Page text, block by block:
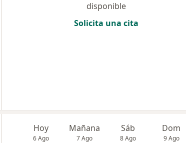
disponible
Solicita una cita
Hoy
6 Ago
Mañana
7 Ago
Sáb
8 Ago
Dom
9 Ago